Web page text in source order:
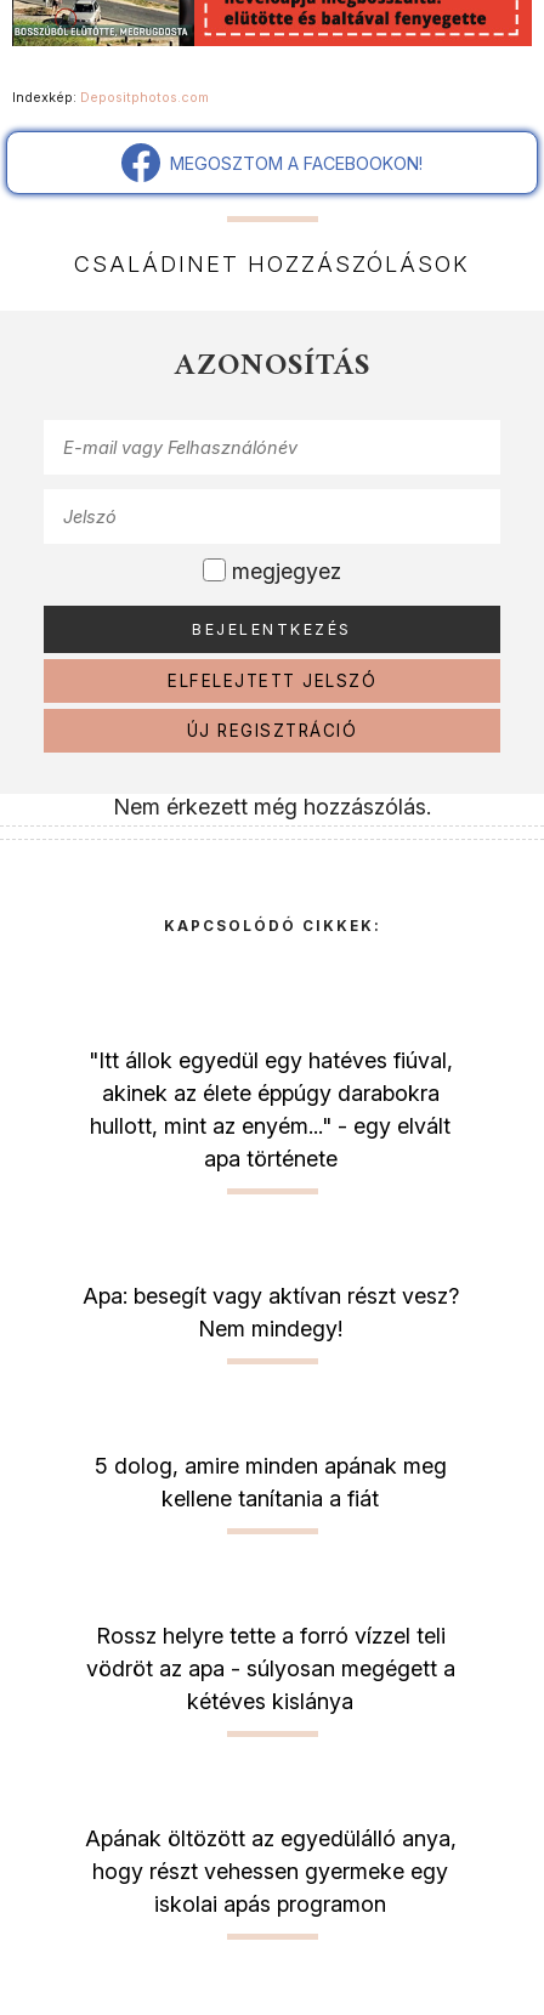
Indexkép: Depositphotos.com
MEGOSZTOM A FACEBOOKON!
CSALÁDINET HOZZÁSZÓLÁSOK
AZONOSÍTÁS
megjegyez
ELFELEJTETT JELSZÓ
ÚJ REGISZTRÁCIÓ
Nem érkezett még hozzászólás.
KAPCSOLÓDÓ CIKKEK:
"Itt állok egyedül egy hatéves fiúval,
akinek az élete éppúgy darabokra
hullott, mint az enyém..." - egy elvált
apa története
Apa: besegít vagy aktívan részt vesz?
Nem mindegy!
5 dolog, amire minden apának meg
kellene tanítania a fiát
Rossz helyre tette a forró vízzel teli
vödröt az apa - súlyosan megégett a
kétéves kislánya
Apának öltözött az egyedülálló anya,
hogy részt vehessen gyermeke egy
iskolai apás programon